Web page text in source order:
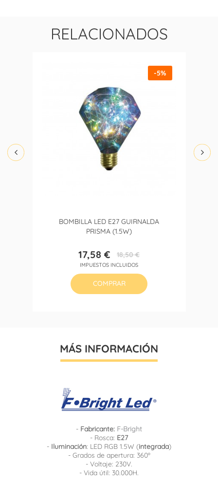
RELACIONADOS
BOMBILLA LED E27 GUIRNALDA
PRISMA (1.5W)
Precio
17,58 €Precio
base
18,50 €
IMPUESTOS INCLUIDOS
-5%
COMPRAR
MÁS INFORMACIÓN
- Fabricante: F-Bright
- Rosca: E27
- Iluminación: LED RGB 1.5W (integrada)
- Grados de apertura: 360º
- Voltaje: 230V.
- Vida útil: 30.000H.